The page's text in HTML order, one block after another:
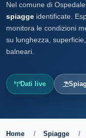
Nel comune di
spiagge identificate.
monitora le condizioni
su lunghezza,
balneari.
Dati live
Home / Spiagge /